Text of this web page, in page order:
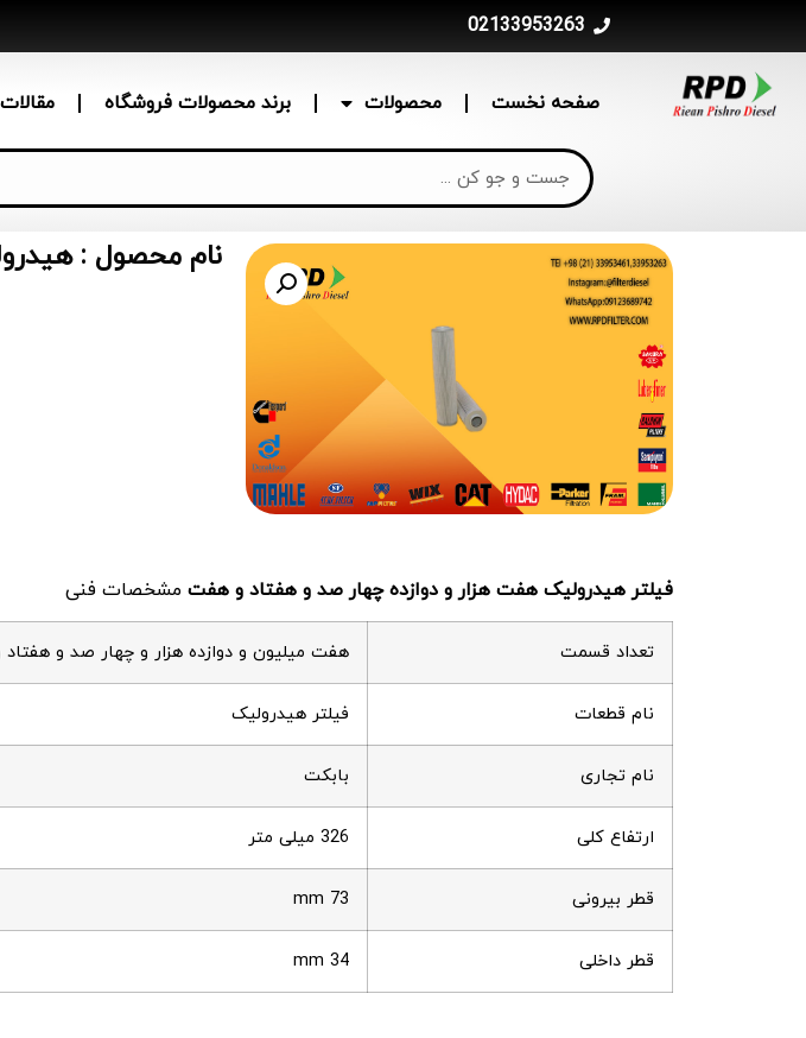
02133953263
صفحه نخست محصولات برند محصولات فروشگاه
نام محصول : هیدرولیک
فیلتر هیدرولیک هفت هزار و دوازدهچهار صد و هفتاد و هفت مشخصات فنی
تعداد قسمت هفت میلیون و دوازده هزار و چهار صد و
نام قطعات فیلتر هیدرولیک
نام تجاری بابکت
ارتفاع کلی 326 میلی متر
قطر بیرونی 73 mm
قطر داخلی 34 mm